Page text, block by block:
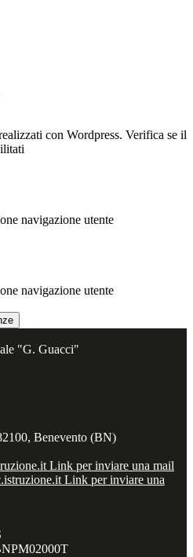
con Wordpress. Verifica se il
navigazione utente
navigazione utente
"G. Guacci"
Benevento (BN)
Link per inviare una mail
Link per inviare una